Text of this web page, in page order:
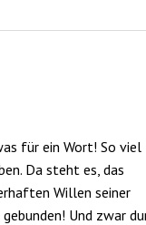
für ein Wort! So viel
Da steht es, das
Willen seiner
Und zwar